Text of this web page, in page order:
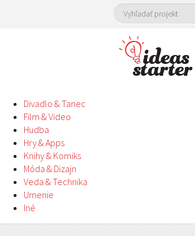
Divadlo & Tanec
Film & Video
Hudba
Hry & Apps
Knihy & Komiks
Móda & Dizajn
Veda & Technika
Umenie
Iné